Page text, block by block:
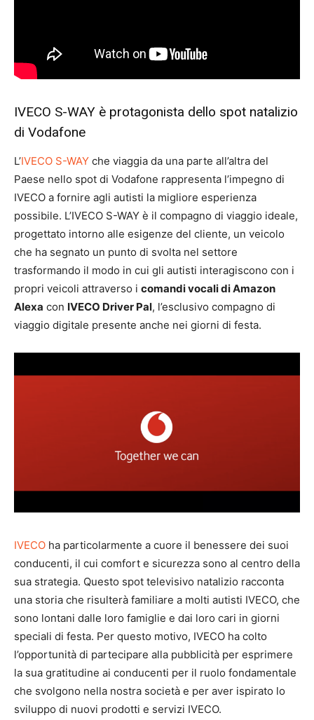
IVECO S-WAY è protagonista dello spot natalizio
di Vodafone
L’IVECO S-WAY che viaggia da una parte all’altra del
Paese nello spot di Vodafone rappresenta l’impegno di
IVECO a fornire agli autisti la migliore esperienza
possibile. L’IVECO S-WAY è il compagno di viaggio ideale,
progettato intorno alle esigenze del cliente, un veicolo
che ha segnato un punto di svolta nel settore
trasformando il modo in cui gli autisti interagiscono con i
propri veicoli attraverso i comandi vocali di Amazon
Alexa con IVECO Driver Pal, l’esclusivo compagno di
viaggio digitale presente anche nei giorni di festa.
IVECO ha particolarmente a cuore il benessere dei suoi
conducenti, il cui comfort e sicurezza sono al centro della
sua strategia. Questo spot televisivo natalizio racconta
una storia che risulterà familiare a molti autisti IVECO, che
sono lontani dalle loro famiglie e dai loro cari in giorni
speciali di festa. Per questo motivo, IVECO ha colto
l’opportunità di partecipare alla pubblicità per esprimere
la sua gratitudine ai conducenti per il ruolo fondamentale
che svolgono nella nostra società e per aver ispirato lo
sviluppo di nuovi prodotti e servizi IVECO.